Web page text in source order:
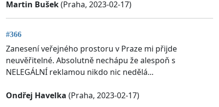
Martin Bušek(Praha, 2023-02-17)
#366
Zanesení veřejného prostoru v Praze mi přijde
neuvěřitelné. Absolutně nechápu že alespoň s
NELEGÁLNÍ reklamou nikdo nic nedělá...
Ondřej Havelka (Praha, 2023-02-17)